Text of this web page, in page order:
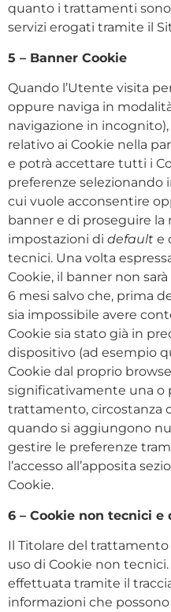
quanto i trattamenti sono
servizi erogati tramite il
5 – Banner Cookie
Quando l’Utente visita
oppure naviga in
navigazione in
relativo ai Cookie nella
e potrà accettare tutti i
preferenze selezionando
cui vuole acconsentire
banner e di proseguire la
impostazioni di default e
tecnici. Una volta
Cookie, il banner non
6 mesi salvo che, prima
sia impossibile avere
Cookie sia stato già in
dispositivo (ad esempio
Cookie dal proprio
significativamente una o
trattamento, circostanza
quando si aggiungono
gestire le preferenze
l’accesso all’apposita
Cookie.
6 – Cookie non tecnici
Il Titolare del
uso di Cookie non
effettuata tramite il
informazioni che